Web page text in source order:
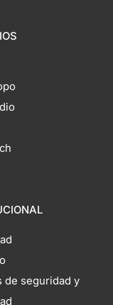
de seguridad y